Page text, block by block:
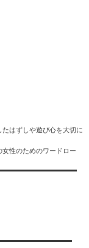
はずしや遊び心を大切に
性のためのワードロー